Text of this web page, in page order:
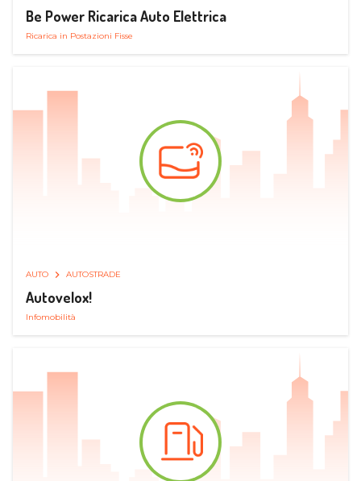
Be Power Ricarica Auto Elettrica
Ricarica in Postazioni Fisse
AUTO AUTOSTRADE
Autovelox!
Infomobilità